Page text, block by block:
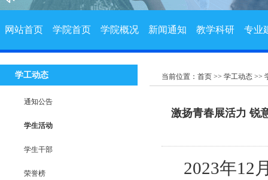
统武术锦标赛选拔赛中斩获佳绩[06-11]
【学子荣誉】喜
网站首页 学院首页 学院概况 新闻通知 教学科研 专业
学工动态
通知公告
学生活动
学生干部
荣誉榜
当前位置： 首页 >> 学工动态 >>
激扬青春展活力 锐
2023年12